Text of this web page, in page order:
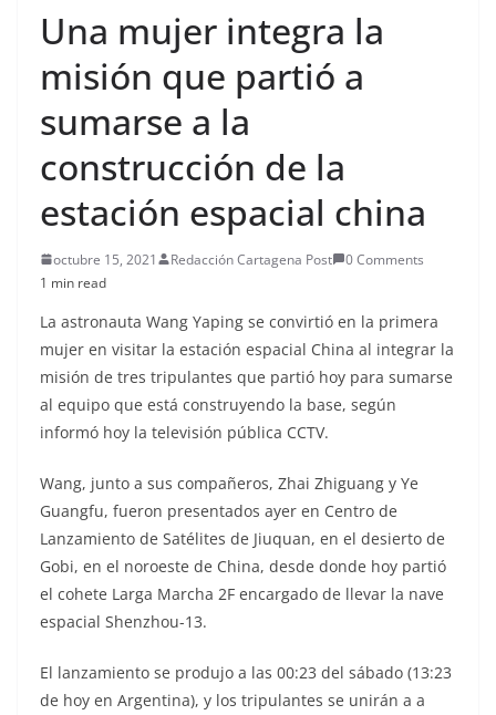
Una mujer integra la
misión que partió a
sumarse a la
construcción de la
estación espacial china
octubre 15, 2021 Redacción Cartagena Post
0 Comments
1 min read
La astronauta Wang Yaping se convirtió en la primera
mujer en visitar la estación espacial China al integrar la
misión de tres tripulantes que partió hoy para sumarse
al equipo que está construyendo la base, según
informó hoy la televisión pública CCTV.
Wang, junto a sus compañeros, Zhai Zhiguang y Ye
Guangfu, fueron presentados ayer en Centro de
Lanzamiento de Satélites de Jiuquan, en el desierto de
Gobi, en el noroeste de China, desde donde hoy partió
el cohete Larga Marcha 2F encargado de llevar la nave
espacial Shenzhou-13.
El lanzamiento se produjo a las 00:23 del sábado (13:23
de hoy en Argentina), y los tripulantes se unirán a a